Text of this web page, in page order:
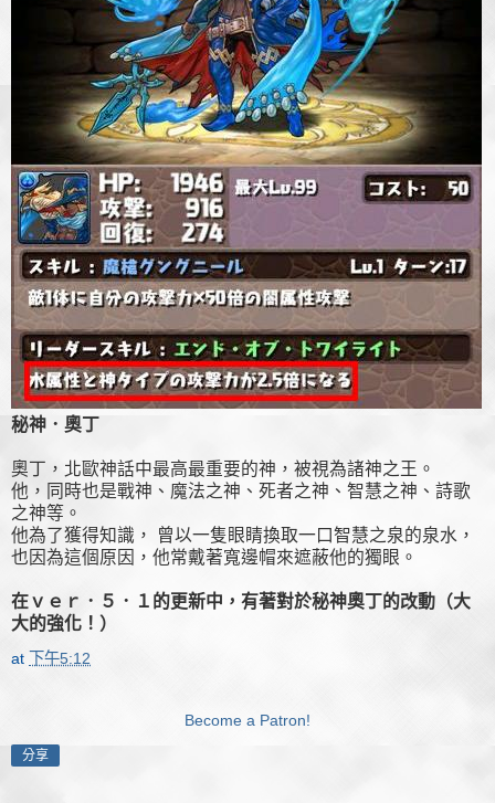
秘神．奧丁
奧丁，北歐神話中最高最重要的神，被視為諸神之王。
他，同時也是戰神、魔法之神、死者之神、智慧之神、詩歌
之神等。
他為了獲得知識， 曾以一隻眼睛換取一口智慧之泉的泉水，
也因為這個原因，他常戴著寬邊帽來遮蔽他的獨眼。
在ｖｅｒ．５．１的更新中，有著對於秘神奧丁的改動（大
大的強化！）
at 下午5:12
Become a Patron!
分享